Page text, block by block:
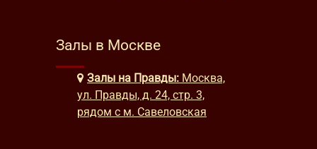
Залы в Москве
Залы на Правды: Москва,
ул. Правды, д. 24, стр. 3,
рядом с м. Савеловская